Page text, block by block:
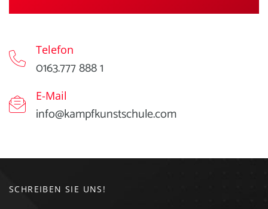
Telefon
0163.777 888 1
E-Mail
info@kampfkunstschule.com
SCHREIBEN SIE UNS!